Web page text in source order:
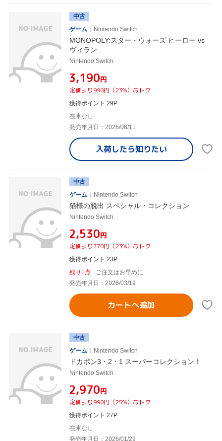
中古
ゲーム
Nintendo Switch
MONOPOLY:スター・ウォーズ ヒーロー vs
ヴィラン
Nintendo Switch
¥3,190円
定価より990円（23%）おトク
獲得ポイント 29P
在庫なし
発売年月日：2026/06/11
入荷したら知りたい
中古
ゲーム
Nintendo Switch
猫様の脱出 スペシャル・コレクション
Nintendo Switch
¥2,530円
定価より770円（23%）おトク
獲得ポイント 23P
残り1点
ご注文はお早めに
発売年月日：2026/03/19
カートへ追加
中古
ゲーム
Nintendo Switch
ドカポン3・2・1 スーパーコレクション！
Nintendo Switch
¥2,970円
定価より990円（25%）おトク
獲得ポイント 27P
在庫なし
発売年月日：2026/01/29